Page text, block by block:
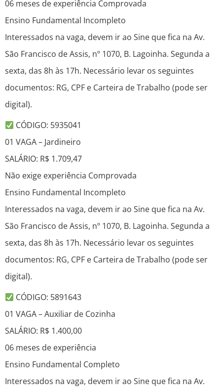
06 meses de experiência Comprovada
Ensino Fundamental Incompleto
Interessados na vaga, devem ir ao Sine que fica na Av.
São Francisco de Assis, nº 1070, B. Lagoinha. Segunda a
sexta, das 8h às 17h. Necessário levar os seguintes
documentos: RG, CPF e Carteira de Trabalho (pode ser
digital).
CÓDIGO: 5935041
01 VAGA – Jardineiro
SALÁRIO: R$ 1.709,47
Não exige experiência Comprovada
Ensino Fundamental Incompleto
Interessados na vaga, devem ir ao Sine que fica na Av.
São Francisco de Assis, nº 1070, B. Lagoinha. Segunda a
sexta, das 8h às 17h. Necessário levar os seguintes
documentos: RG, CPF e Carteira de Trabalho (pode ser
digital).
CÓDIGO: 5891643
01 VAGA – Auxiliar de Cozinha
SALÁRIO: R$ 1.400,00
06 meses de experiência
Ensino Fundamental Completo
Interessados na vaga, devem ir ao Sine que fica na Av.